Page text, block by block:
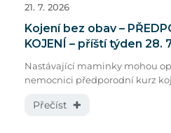
Kojení bez obav –
KOJENÍ – příští týden 28.
Nastávající maminky mohou
nemocnici předporodní kurz
Přečíst ✚
21. 7. 2026